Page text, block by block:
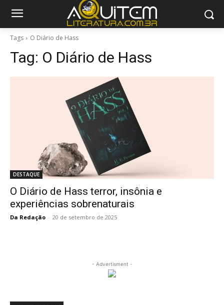
Tags O Diário de Hass
Tag: O Diário de Hass
DESTAQUE
O Diário de Hass terror, insônia e
experiências sobrenaturais
Da Redação - 20 de setembro de 2025
- Advertisment -